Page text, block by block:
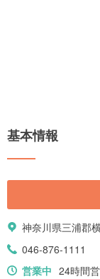
基本情報
神奈川県三浦郡
046-876-1111
営業中 24時間